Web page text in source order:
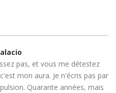
pas, et vous me détestez
mon aura. Je n'écris pas par
Quarante années, mais